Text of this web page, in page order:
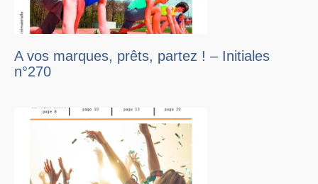
A vos marques, prêts, partez ! – Initiales
n°270